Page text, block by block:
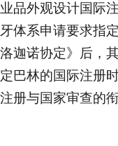
品外观设计国际
体系申请要求指
迦诺协定》后，
巴林的国际注册
册与国家审查的